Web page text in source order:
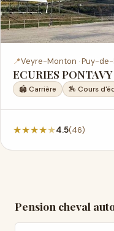
📍Veyre-Monton · Puy-
ECURIES PONTAVY
🏟️ Carrière 🏇 Cours
★★★★★4.5(46)
Pension cheval